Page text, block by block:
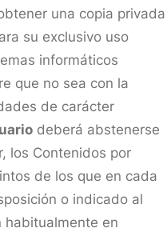
una copia privada
su exclusivo uso
informáticos
que no sea con la
de carácter
deberá abstenerse
los Contenidos por
de los que en cada
o indicado al
habitualmente en